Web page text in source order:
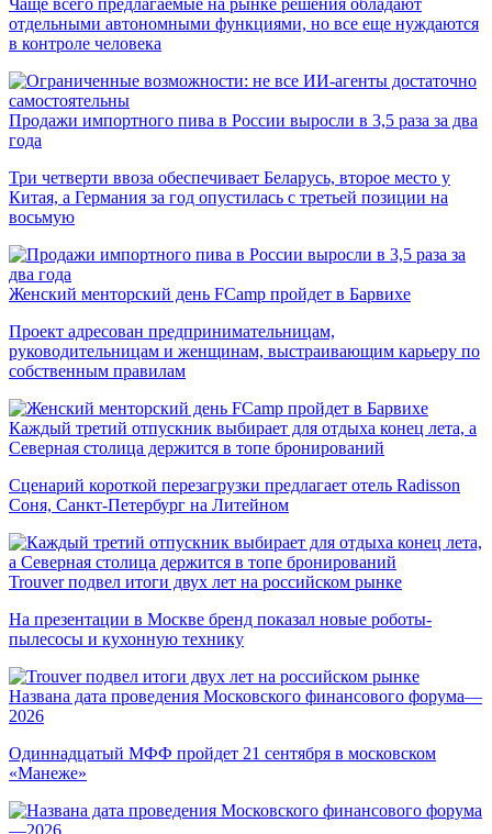
Чаще всего предлагаемые на рынке решения обладают
отдельными автономными функциями, но все еще нуждаются
в контроле человека
Продажи импортного пива в России выросли в 3,5 раза за два
года
Три четверти ввоза обеспечивает Беларусь, второе место у
Китая, а Германия за год опустилась с третьей позиции на
восьмую
Женский менторский день FCamp пройдет в Барвихе
Проект адресован предпринимательницам,
руководительницам и женщинам, выстраивающим карьеру по
собственным правилам
Каждый третий отпускник выбирает для отдыха конец лета, а
Северная столица держится в топе бронирований
Сценарий короткой перезагрузки предлагает отель Radisson
Соня, Санкт-Петербург на Литейном
Trouver подвел итоги двух лет на российском рынке
На презентации в Москве бренд показал новые роботы-
пылесосы и кухонную технику
Названа дата проведения Московского финансового форума—
2026
Одиннадцатый МФФ пройдет 21 сентября в московском
«Манеже»